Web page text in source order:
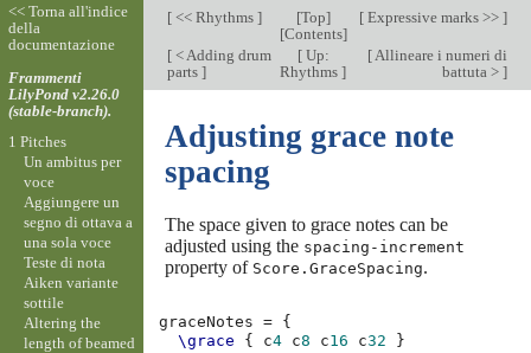
[<< Rhythms ] [Top]
[Contents]
[Expressive marks >> ]
[< Adding drum
parts ]
[Up:
Rhythms]
[Allineare i numeri di
battuta > ]
Adjusting grace note
spacing
The space given to grace notes can be
adjusted using the spacing-increment
property of Score.GraceSpacing.
graceNotes = {
\grace
{ c4 c8 c16 c32
}
<< Torna all'indice
della
documentazione
Frammenti
LilyPond v2.26.0
(stable-branch).
1 Pitches
Un ambitus per
voce
Aggiungere un
segno di ottava a
una sola voce
Teste di nota
Aiken variante
sottile
Altering the
length of beamed